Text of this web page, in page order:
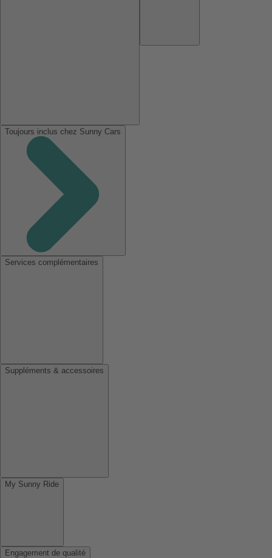
Toujours inclus chez Sunny Cars
Services complémentaires
Suppléments & accessoires
My Sunny Ride
Engagement de qualité